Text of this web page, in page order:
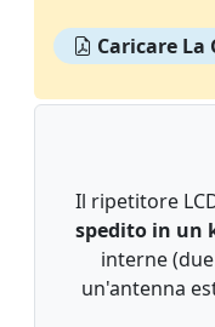
Caricare La
Il ripetitore
spedito in un
interne
un'antenna